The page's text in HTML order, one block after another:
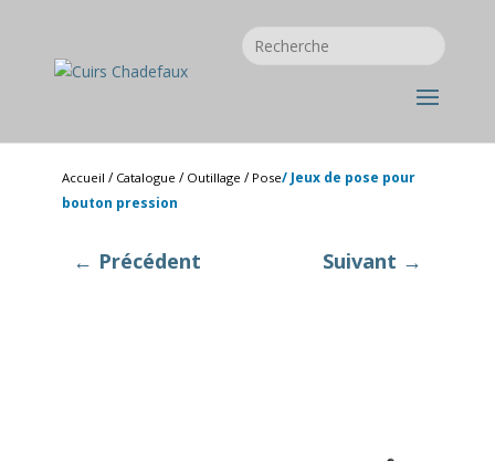
Accueil / Catalogue / Outillage / Pose/ Jeux de pose pour
bouton pression
← Précédent Suivant →